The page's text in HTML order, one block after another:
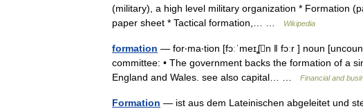
(military), a high level military organization * Formation
paper sheet * Tactical formation,… …
Wikipedia
formation — for‧ma‧tion [fɔːˈmeɪʆn ǁ fɔːr ] noun
committee: • The government backs the formation of a
England and Wales. see also capital… …
Financial and
Formation — ist aus dem Lateinischen abgeleitet und